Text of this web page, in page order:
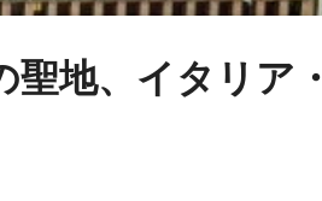
地、イタリア・